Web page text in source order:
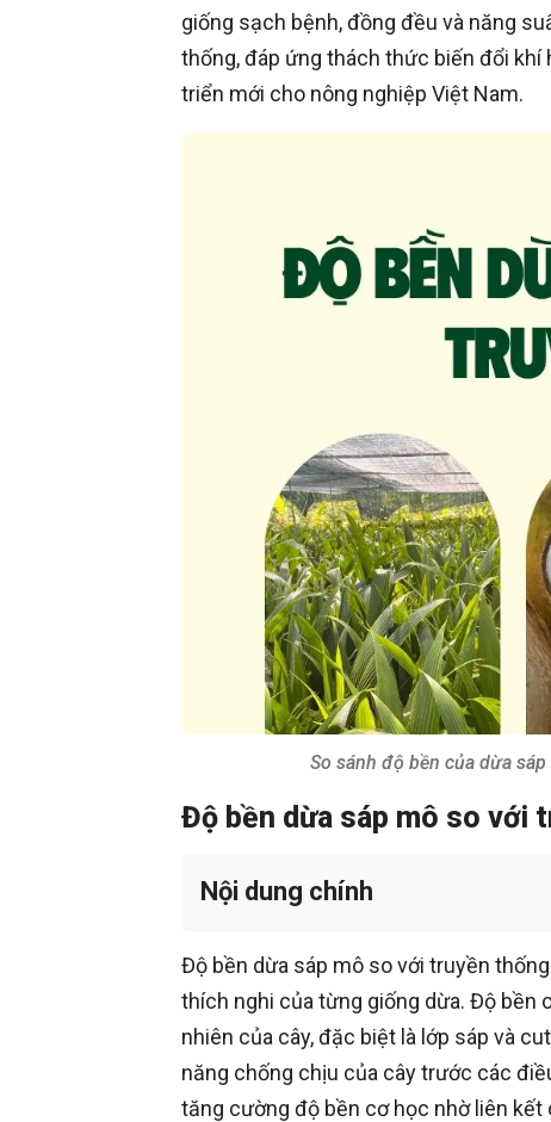
giống sạch bệnh, đồng đều và năng
thống, đáp ứng thách thức biến đổi khí
triển mới cho nông nghiệp Việt Nam.
So sánh độ bền của dừa
Độ bền dừa sáp mô so với
Nội dung chính
Độ bền dừa sáp mô so với truyền
thích nghi của từng giống dừa. Độ bền
nhiên của cây, đặc biệt là lớp sáp và
năng chống chịu của cây trước các
tăng cường độ bền cơ học nhờ liên kết